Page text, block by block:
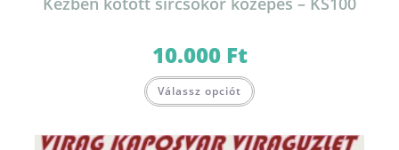
10.000 Ft
Válassz opciót